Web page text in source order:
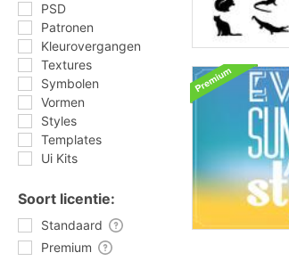
PSD
Patronen
Kleurovergangen
Textures
Symbolen
Vormen
Styles
Templates
Ui Kits
Soort licentie:
Standaard
Premium